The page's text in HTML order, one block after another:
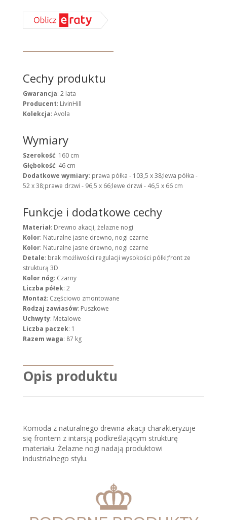
Cechy produktu
Gwarancja: 2 lata
Producent: LivinHill
Kolekcja: Avola
Wymiary
Szerokość: 160 cm
Głębokość: 46 cm
Dodatkowe wymiary: prawa półka - 103,5 x 38;lewa półka -
52 x 38;prawe drzwi - 96,5 x 66;lewe drzwi - 46,5 x 66 cm
Funkcje i dodatkowe cechy
Materiał: Drewno akacji, żelazne nogi
Kolor: Naturalne jasne drewno, nogi czarne
Kolor: Naturalne jasne drewno, nogi czarne
Detale: brak możliwości regulacji wysokości półki;front ze
strukturą 3D
Kolor nóg: Czarny
Liczba półek: 2
Montaż: Częściowo zmontowane
Rodzaj zawiasów: Puszkowe
Uchwyty: Metalowe
Liczba paczek: 1
Razem waga: 87 kg
Opis produktu
Komoda z naturalnego drewna akacji charakteryzuje
się frontem z intarsją podkreślającym strukturę
materiału. Żelazne nogi nadają produktowi
industrialnego stylu.